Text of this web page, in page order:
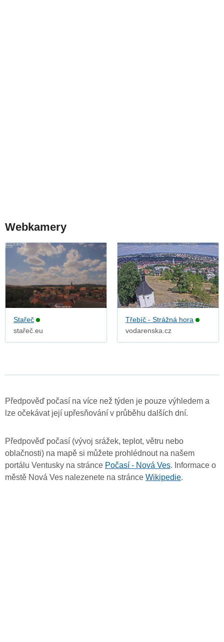
Webkamery
Stařeč
stařeč.eu
Třebíč - Strážná hora
vodarenska.cz
Předpověď počasí na více než týden je pouze výhledem a
lze očekávat její upřesňování v průběhu dalších dní.
Předpověď počasí (vývoj srážek, teplot, větru nebo
oblačnosti) na mapě si můžete prohlédnout na našem
portálu Ventusky na stránce Počasí - Nová Ves. Informace o
městě Nová Ves nalezenete na stránce Wikipedie.